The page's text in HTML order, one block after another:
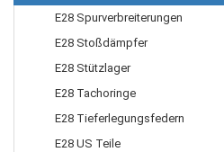
E28 Spurverbreiterungen
E28 Stoßdämpfer
E28 Stützlager
E28 Tachoringe
E28 Tieferlegungsfedern
E28 US Teile